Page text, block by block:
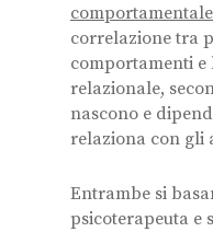
comportamentale
correlazione tra
comportamenti e
relazionale,
nascono e
relaziona con gli
Entrambe si
psicoterapeuta e